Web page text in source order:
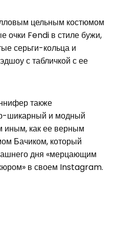
цельным костюмом
очки Fendi в стиле бужи,
серьги-кольца и
с табличкой с ее
также
шикарный и модный
иным, как ее верным
Бачиком, который
дня «мерцающим
в своем Instagram.